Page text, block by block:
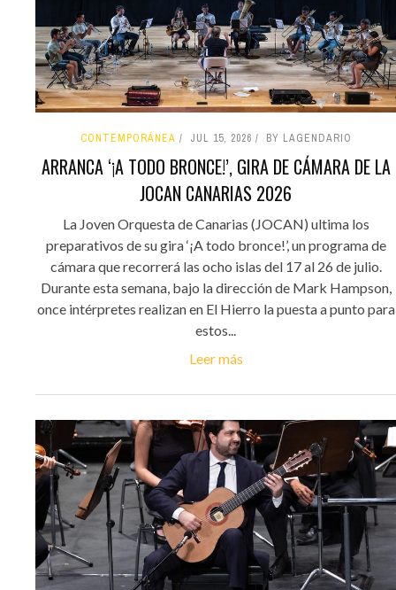
CONTEMPORÁNEA JUL 15, 2026 BY LAGENDARIO
ARRANCA ‘¡A TODO BRONCE!’, GIRA DE CÁMARA DE LA
JOCAN CANARIAS 2026
La Joven Orquesta de Canarias (JOCAN) ultima los
preparativos de su gira ‘¡A todo bronce!’, un programa de
cámara que recorrerá las ocho islas del 17 al 26 de julio.
Durante esta semana, bajo la dirección de Mark Hampson,
once intérpretes realizan en El Hierro la puesta a punto para
estos...
Leer más